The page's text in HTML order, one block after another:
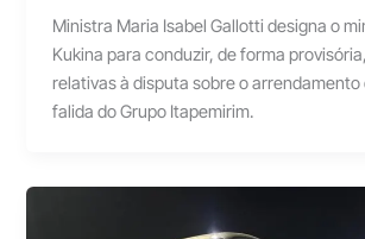
Ministra Maria Isabel Gallotti designa o
Kukina para conduzir, de forma
relativas à disputa sobre o arrendamento
falida do Grupo Itapemirim.